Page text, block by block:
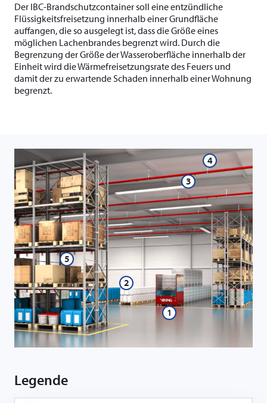
Der IBC-Brandschutzcontainer soll eine entzündliche
Flüssigkeitsfreisetzung innerhalb einer Grundfläche
auffangen, die so ausgelegt ist, dass die Größe eines
möglichen Lachenbrandes begrenzt wird. Durch die
Begrenzung der Größe der Wasseroberfläche innerhalb der
Einheit wird die Wärmefreisetzungsrate des Feuers und
damit der zu erwartende Schaden innerhalb einer Wohnung
begrenzt.
1
2
3
4
5
Legende